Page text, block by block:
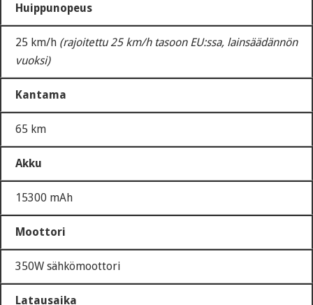
Huippunopeus
25 km/h (rajoitettu 25 km/h tasoon EU:ssa, lainsäädännön
vuoksi)
Kantama
65 km
Akku
15300 mAh
Moottori
350W sähkömoottori
Latausaika